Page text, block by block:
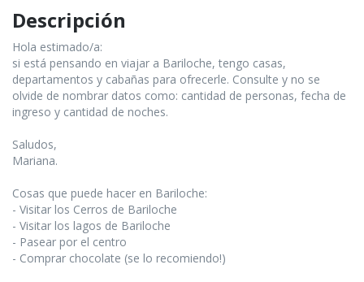
Descripción
Hola estimado/a:
si está pensando en viajar a Bariloche, tengo casas,
departamentos y cabañas para ofrecerle. Consulte y no se
olvide de nombrar datos como: cantidad de personas, fecha de
ingreso y cantidad de noches.
Saludos,
Mariana.
Cosas que puede hacer en Bariloche:
- Visitar los Cerros de Bariloche
- Visitar los lagos de Bariloche
- Pasear por el centro
- Comprar chocolate (se lo recomiendo!)